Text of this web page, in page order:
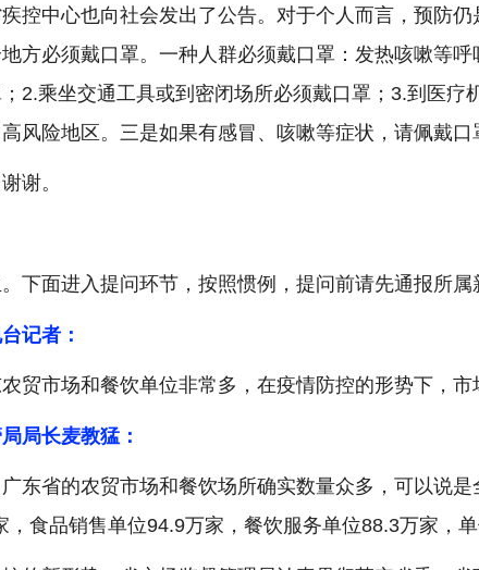
控中心也向社会发出了公告。对于个人而言，预防
方必须戴口罩。一种人群必须戴口罩：发热咳嗽等
2.乘坐交通工具或到密闭场所必须戴口罩；3.到医
风险地区。三是如果有感冒、咳嗽等症状，请佩戴口
谢。
下面进入提问环节，按照惯例，提问前请先通报所属
记者：
贸市场和餐饮单位非常多，在疫情防控的形势下，
局长麦教猛：
东省的农贸市场和餐饮场所确实数量众多，可以说
，食品销售单位94.9万家，餐饮服务单位88.3万家，